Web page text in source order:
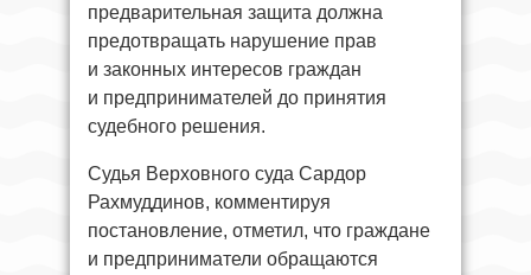
предварительная защита должна
предотвращать нарушение прав
и законных интересов граждан
и предпринимателей до принятия
судебного решения.
Судья Верховного суда Сардор
Рахмуддинов, комментируя
постановление, отметил, что граждане
и предприниматели обращаются